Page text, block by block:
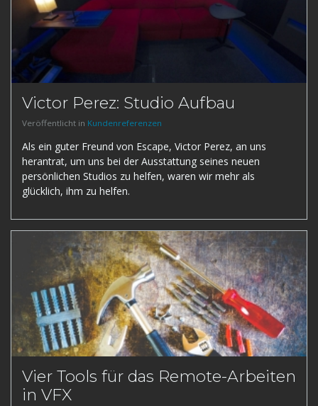
Victor Perez: Studio Aufbau
Veröffentlicht in Kundenreferenzen
Als ein guter Freund von Escape, Victor Perez, an uns
herantrat, um uns bei der Ausstattung seines neuen
persönlichen Studios zu helfen, waren wir mehr als
glücklich, ihm zu helfen.
Vier Tools für das Remote-Arbeiten
in VFX